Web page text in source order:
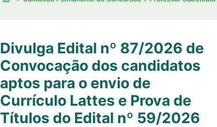
Divulga Edital nº 87/2026 de
Convocação dos candidatos
aptos para o envio de
Currículo Lattes e Prova de
Títulos do Edital nº 59/2026